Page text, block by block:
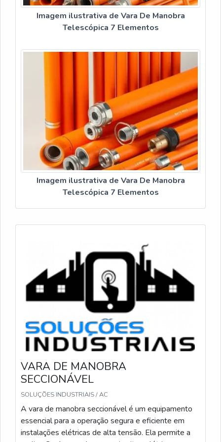
explicando quando opero com ela recolhido ou
estendido e quais tarefas ela resolve com segurança
OPERAÇÃO PRÁTICA E DECISÕES NO CAMPO
Ao trabalhar em linha viva eu priorizo controle e
isolamento: a manobra telescopica permite alcançar
pontos sem contato direto. Uso este equipamento
para afastar cercas, manipular cabos e executar
tiragens leves, sempre observando distância segura
até a ponta. A construção em fibra reduz peso,
facilitando transporte e diminuindo fadiga durante
operações que exigem manutenção prolongada.
Com a vara em posição estendido eu realizo tarefas
de posicionamento, retirada e colocação de
braçadeiras ou isoladores. Quando recolhido, a
ferramenta serve para movimentações rápidas e
emperradas retirada colocacao requer técnica: eu
utilizo articulação progressiva e pequenos ajustes nos
elementos telescopica elementos para recuperar
peças sem forçar.
Exemplos práticos: removo um isolador danificado a 6
metros estendendo progressivamente e travando
cada estágio; recolho para transpor obstáculos em
transporte e continuo a ação. Para fixar conexões eu
trabalho com a ponta orientada e apoio visual
constante, aplicando alavancas suaves. Minha
experiência indica inspecionar cada junta antes e
segurança nas tarefas.
Retirada de isoladores: estendo para alcance e
uso a ponta para desengatar com movimentos
Imagem ilustrativa de Vara De Manobra
Telescópica 7 Elementos
Imagem ilustrativa de Vara De Manobra
Telescópica 7 Elementos
VARA DE MANOBRA
SECCIONÁVEL
SOLUÇÕES INDUSTRIAIS / AC
A vara de manobra seccionável é um equipamento
essencial para a operação segura e eficiente em
instalações elétricas de alta tensão. Ela permite a